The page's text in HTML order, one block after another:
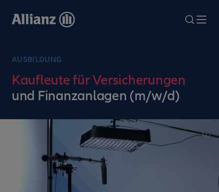
zum
search
AUSBILDUNG
Kaufleute für Versicherungen
und Finanzanlagen (m/w/d)